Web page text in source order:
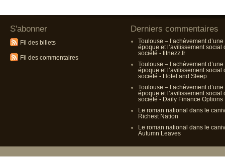
S'abonner
Fil des billets
Fil des commentaires
Derniers commentaires
Toulouse – l’achèvement d’une
époque et l’avilissement social
société - fitnezz.fr
Toulouse – l’achèvement d’une
époque et l’avilissement social
société - Hotel and Sleep
Toulouse – l’achèvement d’une
époque et l’avilissement social
société - Daily Finance Options
Le roman national dans le
Richest Nation
Le roman national dans le
Autumn Leaves